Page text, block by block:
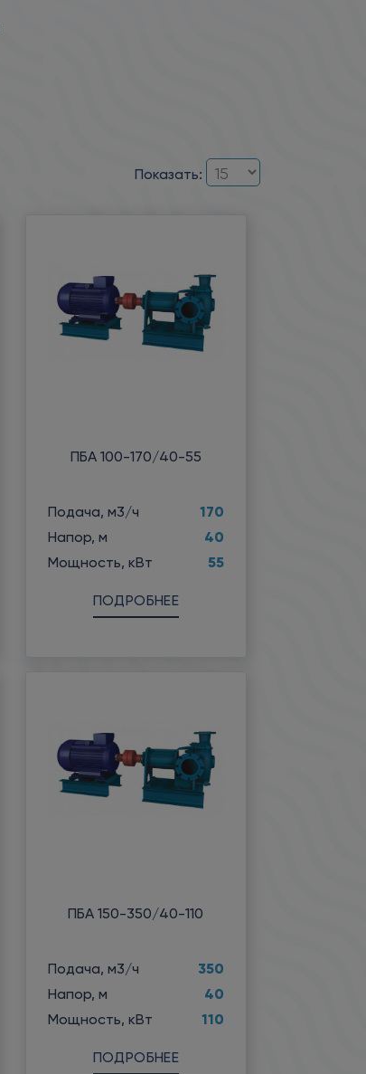
Показать:
ПБА 100-170/40-55
Подача, м3/ч
170
Напор, м
40
Мощность, кВт
55
ПОДРОБНЕЕ
ПБА 150-350/40-110
Подача, м3/ч
350
Напор, м
40
Мощность, кВт
110
ПОДРОБНЕЕ